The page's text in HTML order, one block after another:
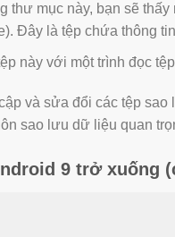
thư mục này, bạn sẽ
Đây là tệp chứa thông
này với một trình đọc
và sửa đổi các tệp
sao lưu dữ liệu quan
9 trở xuống